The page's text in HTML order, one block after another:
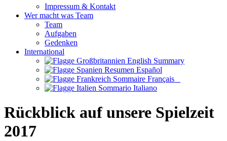
Impressum & Kontakt
Wer macht was Team
Team
Aufgaben
Gedenken
International
English Summary
Resumen Español
Sommaire Français
Sommario Italiano
Rückblick auf unsere Spielzeit
2017